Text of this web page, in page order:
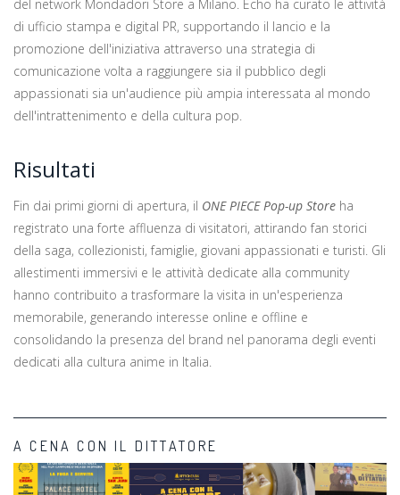
del network Mondadori Store a Milano. Echo ha curato le attività
di ufficio stampa e digital PR, supportando il lancio e la
promozione dell'iniziativa attraverso una strategia di
comunicazione volta a raggiungere sia il pubblico degli
appassionati sia un'audience più ampia interessata al mondo
dell'intrattenimento e della cultura pop.
Risultati
Fin dai primi giorni di apertura, il ONE PIECE Pop-up Store ha
registrato una forte affluenza di visitatori, attirando fan storici
della saga, collezionisti, famiglie, giovani appassionati e turisti. Gli
allestimenti immersivi e le attività dedicate alla community
hanno contribuito a trasformare la visita in un'esperienza
memorabile, generando interesse online e offline e
consolidando la presenza del brand nel panorama degli eventi
dedicati alla cultura anime in Italia.
A CENA CON IL DITTATORE